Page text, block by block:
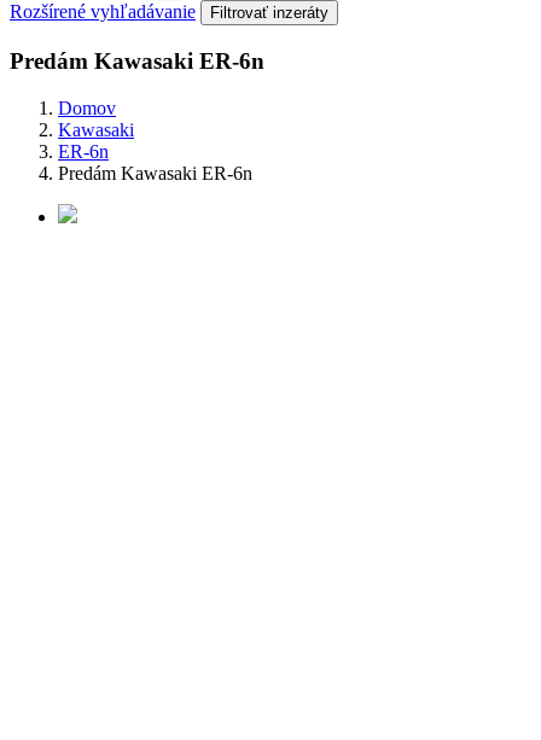
Rozšírené vyhľadávanie
Predám Kawasaki ER-6n
Domov
Kawasaki
ER-6n
Predám Kawasaki ER-6n